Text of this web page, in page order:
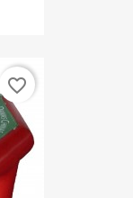
favorite_border